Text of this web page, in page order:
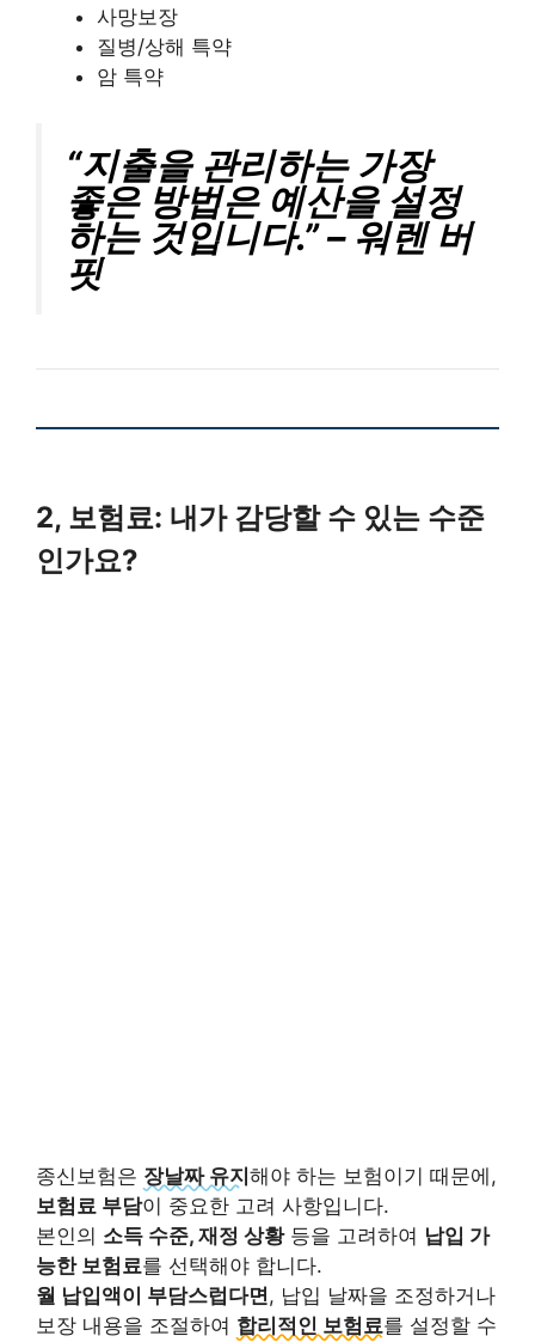
사망보장
질병/상해 특약
암 특약
“지출을 관리하는 가장
좋은 방법은 예산을 설정
하는 것입니다.” – 워렌 버
핏
2, 보험료: 내가 감당할 수 있는 수준
인가요?
종신보험은 장날짜 유지 해야 하는 보험이기 때문에,
보험료 부담이 중요한 고려 사항입니다.
본인의 소득 수준, 재정 상황등을 고려하여 납입 가
능한 보험료를 선택해야 합니다.
월 납입액이 부담스럽다면, 납입 날짜을 조정하거나
보장 내용을 조절하여 합리적인 보험료를 설정할 수